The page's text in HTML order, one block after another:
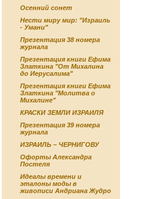
Осенний сонет
Нести миру мир: "Израиль
- Умани"
Презентация 38 номера
журнала
Презентация книги Ефима
Златкина "От Михалина
до Иерусалима"
Презентация книги Ефима
Златкина "Молитва о
Михалине"
КРАСКИ ЗЕМЛИ ИЗРАИЛЯ
Презентация 39 номера
журнала
ИЗРАИЛЬ – ЧЕРНИГОВУ
Офорты Александра
Постеля
Идеалы времени и
эталоны моды в
живописи Андриана Жудро